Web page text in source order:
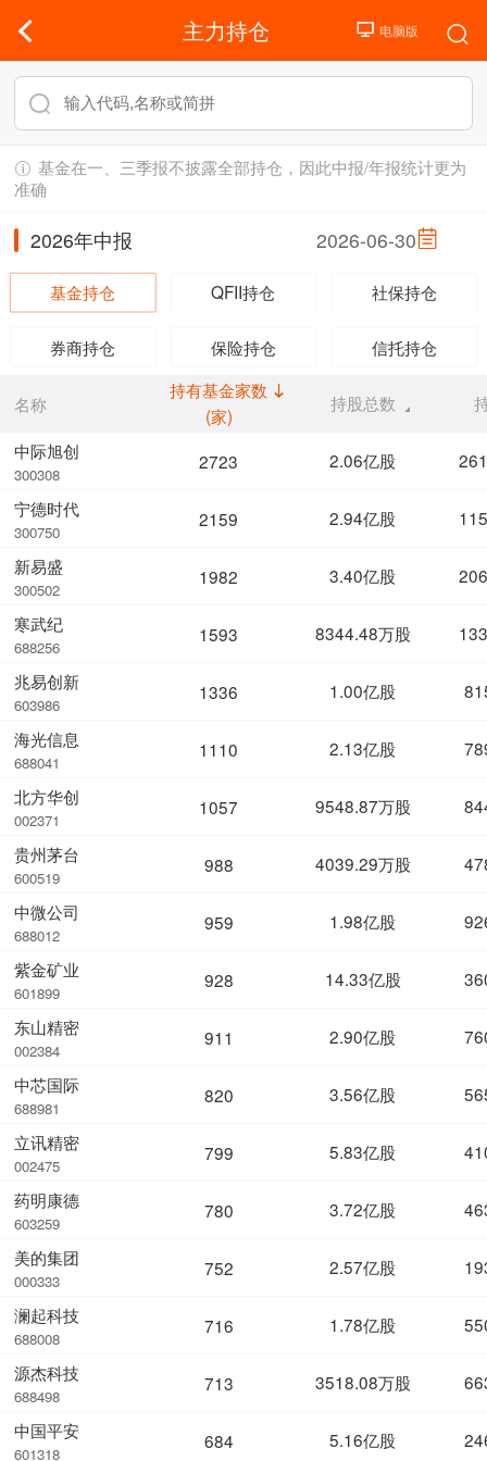
主力持仓
基金在一、三季报不披露全部持仓，因此中报/年报统计更为
准确
2026年中报 2026-06-30
基金持仓 QFII持仓 社保持仓
券商持仓 保险持仓 信托持仓
名称
中际旭创
300308
宁德时代
300750
新易盛
300502
寒武纪
688256
兆易创新
603986
海光信息
688041
北方华创
002371
贵州茅台
600519
中微公司
688012
紫金矿业
601899
东山精密
002384
中芯国际
688981
立讯精密
002475
药明康德
603259
美的集团
000333
澜起科技
688008
源杰科技
688498
中国平安
601318
持有基金家数
(家)
持股总数
2723 2.06亿股
2159 2.94亿股
1982 3.40亿股
1593 8344.48万股
1336 1.00亿股
1110 2.13亿股
1057 9548.87万股
988 4039.29万股
959 1.98亿股
928 14.33亿股
911 2.90亿股
820 3.56亿股
799 5.83亿股
780 3.72亿股
752 2.57亿股
716 1.78亿股
713 3518.08万股
684 5.16亿股